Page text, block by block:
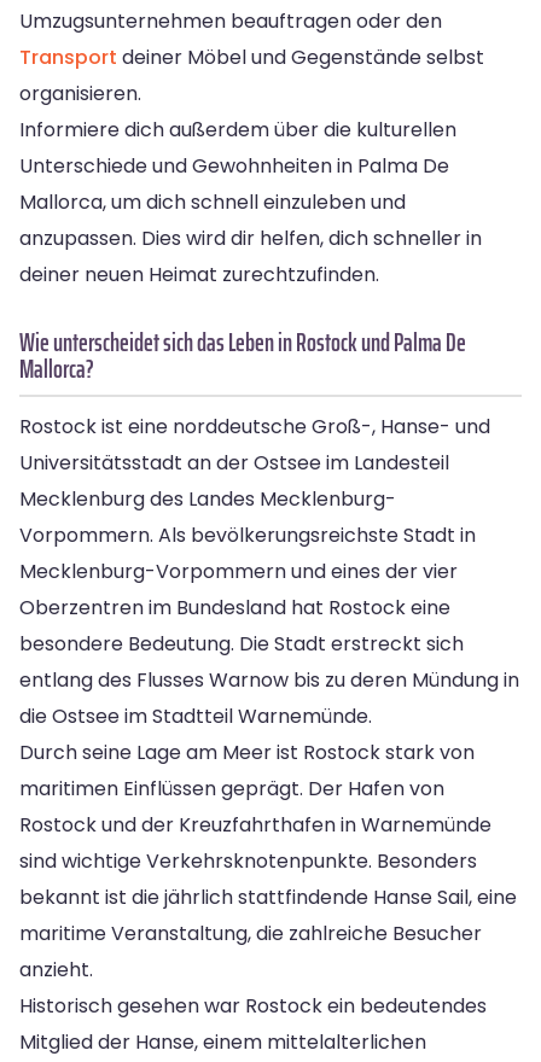
Umzugsunternehmen beauftragen oder den
Transport deiner Möbel und Gegenstände selbst
organisieren.
Informiere dich außerdem über die kulturellen
Unterschiede und Gewohnheiten in Palma De
Mallorca, um dich schnell einzuleben und
anzupassen. Dies wird dir helfen, dich schneller in
deiner neuen Heimat zurechtzufinden.
Wie unterscheidet sich das Leben in Rostock und Palma De
Mallorca?
Rostock ist eine norddeutsche Groß-, Hanse- und
Universitätsstadt an der Ostsee im Landesteil
Mecklenburg des Landes Mecklenburg-
Vorpommern. Als bevölkerungsreichste Stadt in
Mecklenburg-Vorpommern und eines der vier
Oberzentren im Bundesland hat Rostock eine
besondere Bedeutung. Die Stadt erstreckt sich
entlang des Flusses Warnow bis zu deren Mündung in
die Ostsee im Stadtteil Warnemünde.
Durch seine Lage am Meer ist Rostock stark von
maritimen Einflüssen geprägt. Der Hafen von
Rostock und der Kreuzfahrthafen in Warnemünde
sind wichtige Verkehrsknotenpunkte. Besonders
bekannt ist die jährlich stattfindende Hanse Sail, eine
maritime Veranstaltung, die zahlreiche Besucher
anzieht.
Historisch gesehen war Rostock ein bedeutendes
Mitglied der Hanse, einem mittelalterlichen